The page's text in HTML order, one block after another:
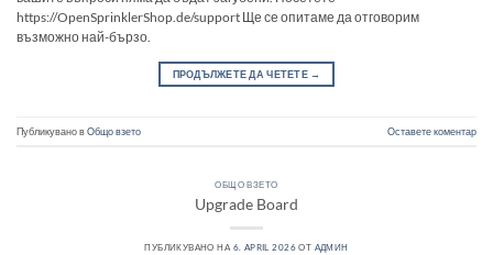
https://OpenSprinklerShop.de/support Ще се опитаме да отговорим
възможно най-бързо.
ПРОДЪЛЖЕТЕ ДА ЧЕТЕТЕ →
Публикувано вОбщо взето Оставете коментар
ОБЩО ВЗЕТО
Upgrade Board
ПУБЛИКУВАНО НА 6. APRIL 2026 ОТ АДМИН